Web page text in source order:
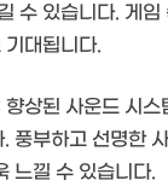
수 있습니다. 게
기대됩니다.
상된 사운드 시스
풍부하고 선명한
느낄 수 있습니다.